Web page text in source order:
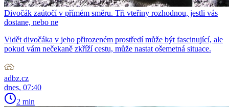
Divočák zaútočí v přímém směru. Tři vteřiny rozhodnou, jestli vás
dostane, nebo ne
Vidět divočáka v jeho přirozeném prostředí může být fascinující, ale
pokud vám nečekaně zkříží cestu, může nastat ošemetná situace.
adbz.cz
dnes, 07:40
2 min